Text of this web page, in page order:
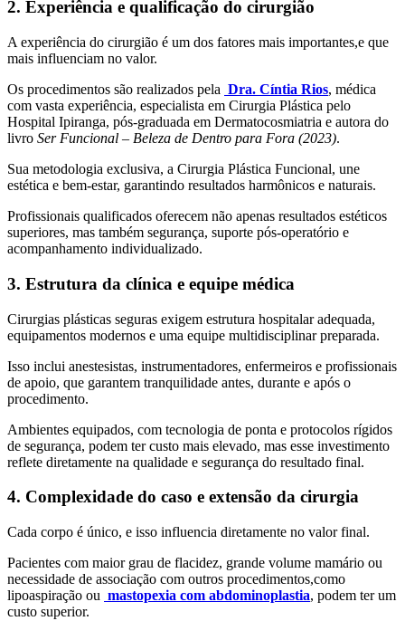
2. Experiência e qualificação do cirurgião
A experiência do cirurgião é um dos fatores mais importantes,e que
mais influenciam no valor.
Os procedimentos são realizados pela Dra. Cíntia Rios, médica
com vasta experiência, especialista em Cirurgia Plástica pelo
Hospital Ipiranga, pós-graduada em Dermatocosmiatria e autora do
livro Ser Funcional – Beleza de Dentro para Fora (2023).
Sua metodologia exclusiva, a Cirurgia Plástica Funcional, une
estética e bem-estar, garantindo resultados harmônicos e naturais.
Profissionais qualificados oferecem não apenas resultados estéticos
superiores, mas também segurança, suporte pós-operatório e
acompanhamento individualizado.
3. Estrutura da clínica e equipe médica
Cirurgias plásticas seguras exigem estrutura hospitalar adequada,
equipamentos modernos e uma equipe multidisciplinar preparada.
Isso inclui anestesistas, instrumentadores, enfermeiros e profissionais
de apoio, que garantem tranquilidade antes, durante e após o
procedimento.
Ambientes equipados, com tecnologia de ponta e protocolos rígidos
de segurança, podem ter custo mais elevado, mas esse investimento
reflete diretamente na qualidade e segurança do resultado final.
4. Complexidade do caso e extensão da cirurgia
Cada corpo é único, e isso influencia diretamente no valor final.
Pacientes com maior grau de flacidez, grande volume mamário ou
necessidade de associação com outros procedimentos,como
lipoaspiração ou mastopexia com abdominoplastia, podem ter um
custo superior.